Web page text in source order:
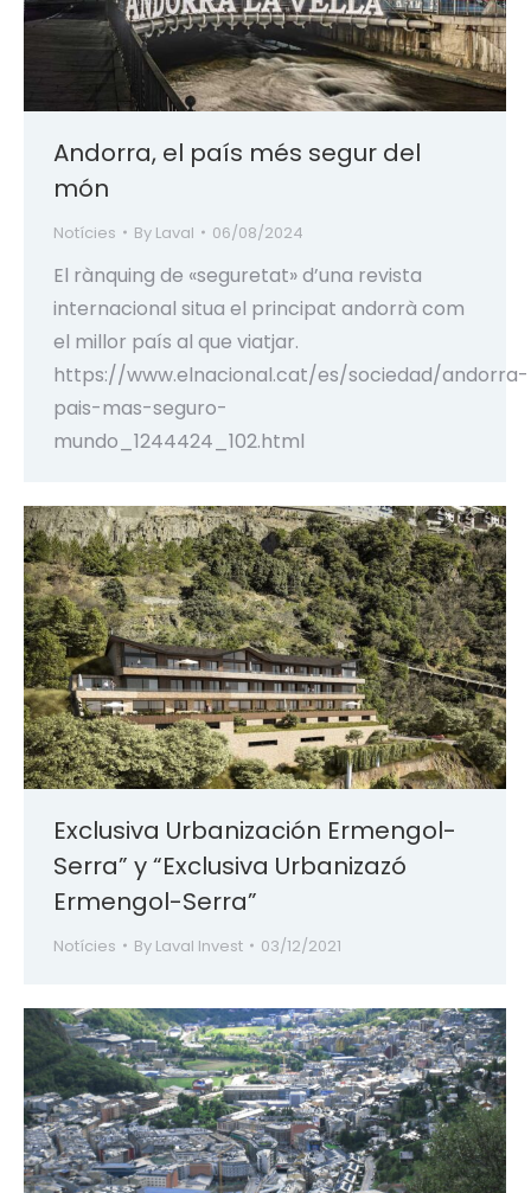
Andorra, el país més segur del
món
Notícies By Laval 06/08/2024
El rànquing de «seguretat» d’una revista
internacional situa el principat andorrà com
el millor país al que viatjar.
https://www.elnacional.cat/es/sociedad/andorra-
pais-mas-seguro-
mundo_1244424_102.html
Exclusiva Urbanización Ermengol-
Serra” y “Exclusiva Urbanizazó
Ermengol-Serra”
Notícies By Laval Invest 03/12/2021